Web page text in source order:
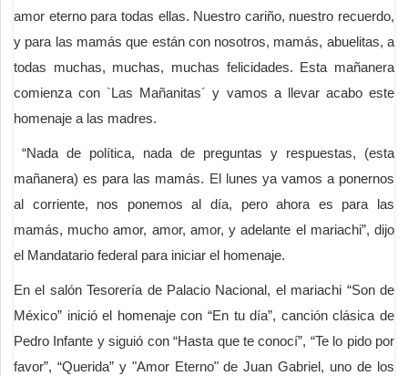
amor eterno para todas ellas. Nuestro cariño, nuestro recuerdo,
y para las mamás que están con nosotros, mamás, abuelitas, a
todas muchas, muchas, muchas felicidades. Esta mañanera
comienza con `Las Mañanitas´ y vamos a llevar acabo este
homenaje a las madres.
“Nada de política, nada de preguntas y respuestas, (esta
mañanera) es para las mamás. El lunes ya vamos a ponernos
al corriente, nos ponemos al día, pero ahora es para las
mamás, mucho amor, amor, amor, y adelante el mariachi”, dijo
el Mandatario federal para iniciar el homenaje.
En el salón Tesorería de Palacio Nacional, el mariachi “Son de
México” inició el homenaje con “En tu día”, canción clásica de
Pedro Infante y siguió con “Hasta que te conocí”, “Te lo pido por
favor”, “Querida” y "Amor Eterno" de Juan Gabriel, uno de los